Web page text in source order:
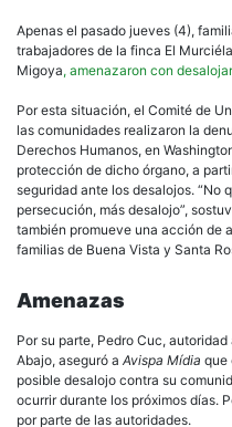
Apenas el pasado jueves (4),
trabajadores de la finca El
Migoya, amenazaron con
Por esta situación, el Comité de
las comunidades realizaron la
Derechos Humanos, en
protección de dicho órgano, a
seguridad ante los desalojos. “No
persecución, más desalojo”,
también promueve una acción de
familias de Buena Vista y Santa
Amenazas
Por su parte, Pedro Cuc,
Abajo, aseguró a Avispa Mídia que
posible desalojo contra su
ocurrir durante los próximos días.
por parte de las autoridades.